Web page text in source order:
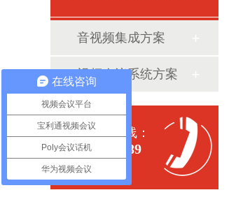
音视频集成方案
视频会议系统方案
全国服务热线：
400-700-0189
在线咨询
视频会议平台
宝利通视频会议
Poly会议话机
华为视频会议